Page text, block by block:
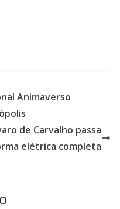
Animaverso
de Carvalho passa
elétrica completa